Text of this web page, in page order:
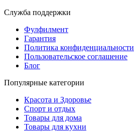
Служба поддержки
Фулфилмент
Гарантия
Политика конфиденциальности
Пользовательское соглашение
Блог
Популярные категории
Красота и Здоровье
Спорт и отдых
Товары для дома
Товары для кухни